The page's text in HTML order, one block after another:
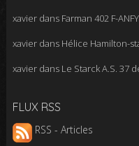
xavierdans Farman 402 F-
xavierdans Hélice Hamilton-
xavierdans Le Starck A.S. 37
FLUX RSS
RSS - Articles